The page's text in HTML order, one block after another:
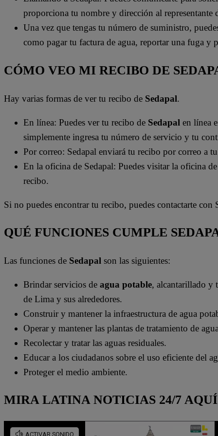
proporciona tu nombre y dirección al
Una vez que tengas tu número de suministro,
como pagar tu factura de agua, reportar una fuga y
CÓMO VEO MI RECIBO DE
Hay varias formas de ver tu recibo de Sedapal.
En línea: Puedes ver tu recibo de Sedapal en línea
simplemente ingresa tu número de servicio y tu
Por correo: Sedapal enviará tu recibo por correo a
En la oficina de Sedapal: Puedes visitar la oficina
recibo.
Si no puedes encontrar tu recibo, puedes contactarte
QUÉ FUNCIONES CUMPLE
Las funciones de Sedapal son las siguientes:
Brindar servicios de agua potable, alcantarillado y
de Lima y sus alrededores.
Construir y mantener la infraestructura de agua
Operar y mantener las plantas de tratamiento de
Recolectar y tratar las aguas residuales.
Educar a los ciudadanos sobre el uso eficiente del
Proteger el medio ambiente.
MIRA LATINA NOTICIAS 24/7 AQUÍ